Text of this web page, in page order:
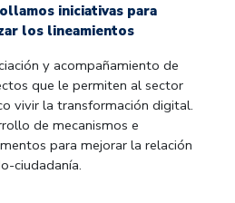
iniciativas para
los lineamientos
y acompañamiento de
que le permiten al sector
vivir la transformación digital.
de mecanismos e
para mejorar la relación
ciudadanía.